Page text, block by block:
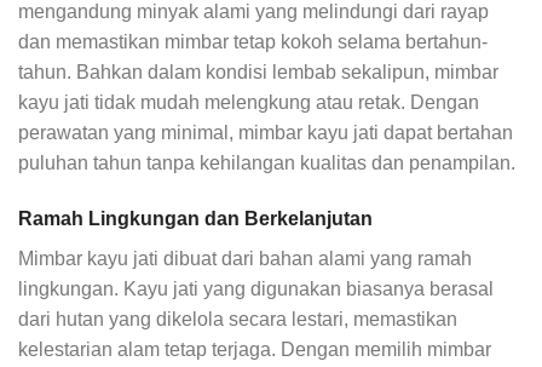
mengandung minyak alami yang melindungi dari rayap
dan memastikan mimbar tetap kokoh selama bertahun-
tahun. Bahkan dalam kondisi lembab sekalipun, mimbar
kayu jati tidak mudah melengkung atau retak. Dengan
perawatan yang minimal, mimbar kayu jati dapat bertahan
puluhan tahun tanpa kehilangan kualitas dan penampilan.
Ramah Lingkungan dan Berkelanjutan
Mimbar kayu jati dibuat dari bahan alami yang ramah
lingkungan. Kayu jati yang digunakan biasanya berasal
dari hutan yang dikelola secara lestari, memastikan
kelestarian alam tetap terjaga. Dengan memilih mimbar